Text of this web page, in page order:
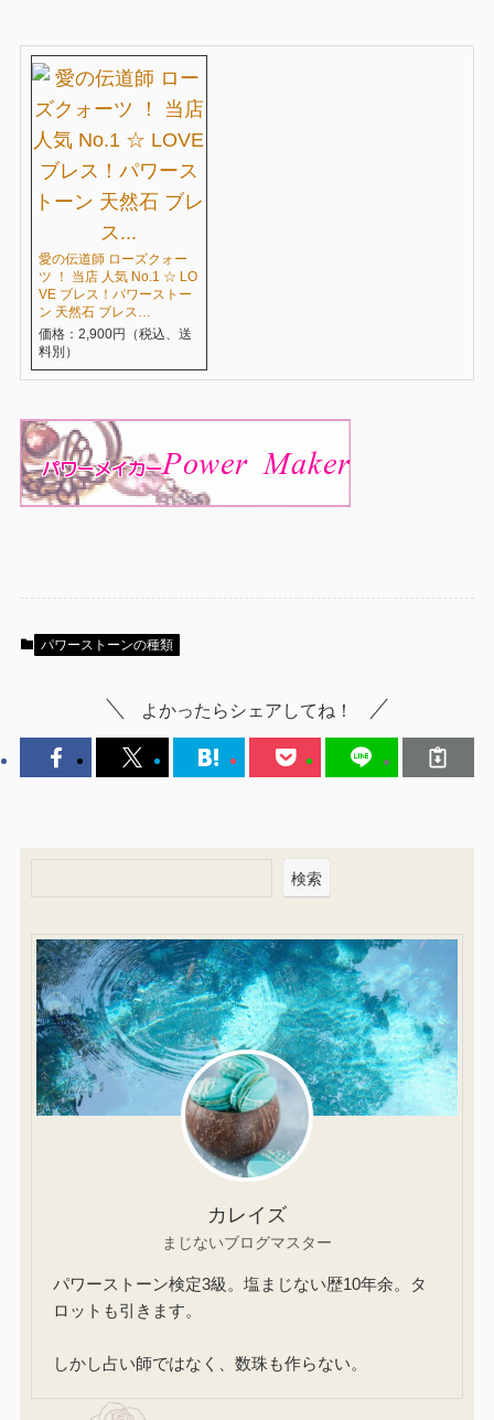
愛の伝道師 ローズクォー
ツ ！ 当店 人気 No.1 ☆ LO
VE ブレス！パワーストー
ン 天然石 ブレス…
価格：2,900円（税込、送
料別）
パワーストーンの種類
よかったらシェアしてね！
検索
カレイズ
まじないブログマスター
パワーストーン検定3級。塩まじない歴10年余。タ
ロットも引きます。
しかし占い師ではなく、数珠も作らない。